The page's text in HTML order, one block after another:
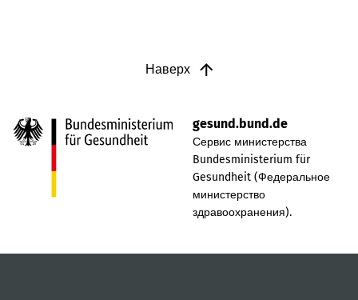
Наверх
gesund.bund.de
Сервис министерства
Bundesministerium für
Gesundheit (Федеральное
министерство
здравоохранения).